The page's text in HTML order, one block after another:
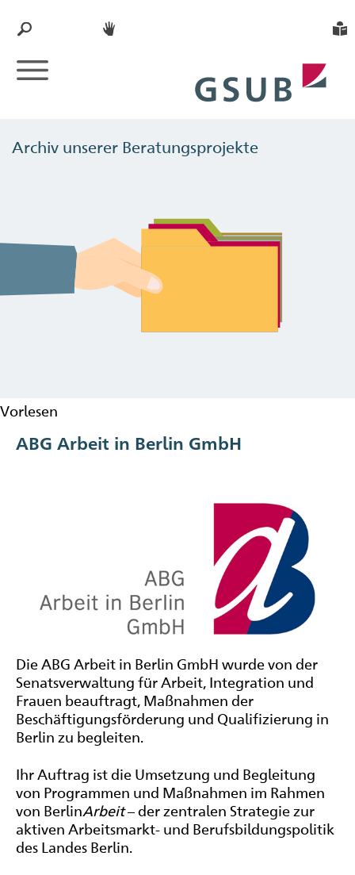
Archiv unserer Beratungsprojekte
Vorlesen
ABG Arbeit in Berlin GmbH
Die ABG Arbeit in Berlin GmbH wurde von der
Senatsverwaltung für Arbeit, Integration und
Frauen beauftragt, Maßnahmen der
Beschäftigungsförderung und Qualifizierung in
Berlin zu begleiten.
Ihr Auftrag ist die Umsetzung und Begleitung
von Programmen und Maßnahmen im Rahmen
von BerlinArbeit– der zentralen Strategie zur
aktiven Arbeitsmarkt- und Berufsbildungspolitik
des Landes Berlin.